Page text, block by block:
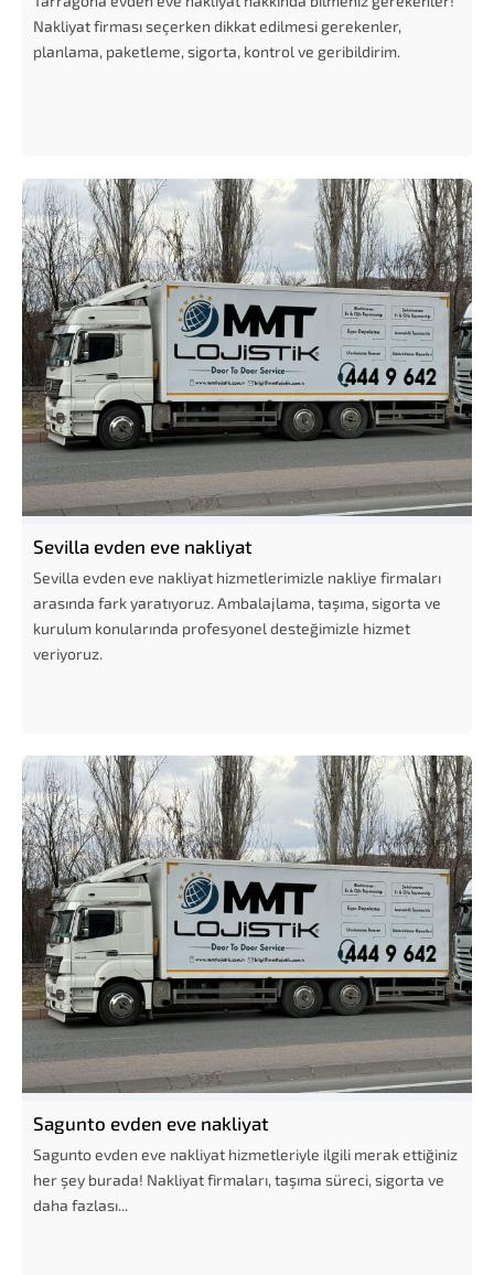
Nakliyat firması seçerken dikkat edilmesi gerekenler,
planlama, paketleme, sigorta, kontrol ve geribildirim.
Sevilla evden eve nakliyat
Sevilla evden eve nakliyat hizmetlerimizle nakliye firmaları
arasında fark yaratıyoruz. Ambalajlama, taşıma, sigorta ve
kurulum konularında profesyonel desteğimizle hizmet
veriyoruz.
Sagunto evden eve nakliyat
Sagunto evden eve nakliyat hizmetleriyle ilgili merak ettiğiniz
her şey burada! Nakliyat firmaları, taşıma süreci, sigorta ve
daha fazlası...